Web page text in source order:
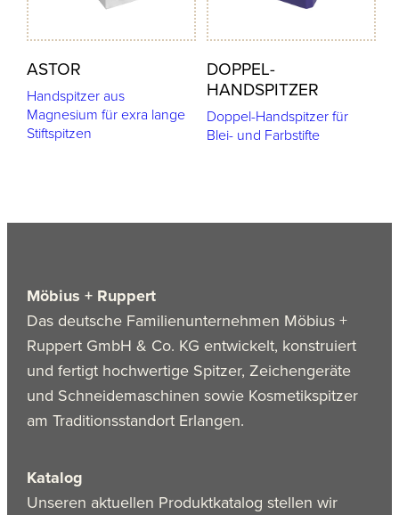
ASTOR
Handspitzer aus
Magnesium für exra lange
Stiftspitzen
DOPPEL-
HANDSPITZER
Doppel-Handspitzer für
Blei- und Farbstifte
Möbius + Ruppert
Das deutsche Familienunternehmen Möbius +
Ruppert GmbH & Co. KG entwickelt, konstruiert
und fertigt hochwertige Spitzer, Zeichengeräte
und Schneidemaschinen sowie Kosmetikspitzer
am Traditionsstandort Erlangen.
Katalog
Unseren aktuellen Produktkatalog stellen wir